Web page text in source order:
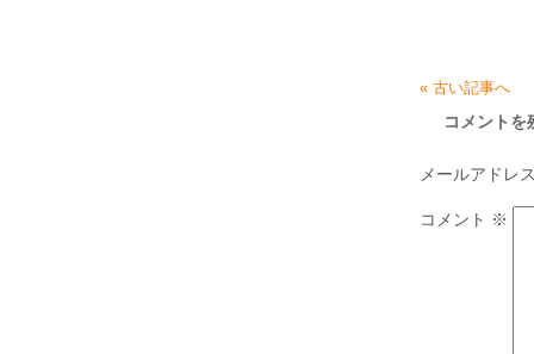
« 古い記事へ
コメントを
メールアドレ
コメント ※